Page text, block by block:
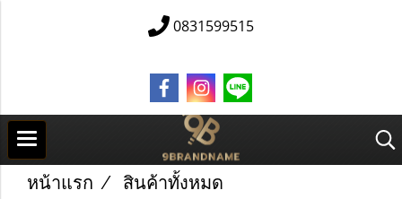
0831599515
หน้าแรก
สินค้าทั้งหมด